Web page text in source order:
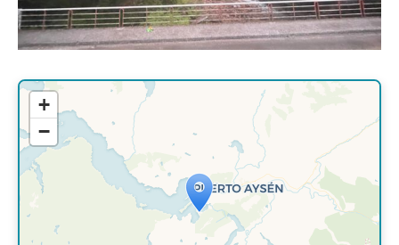
Travelers' Map is loading...
If you see this after your page is
loaded completely, leafletJS files are
missing.
+
−